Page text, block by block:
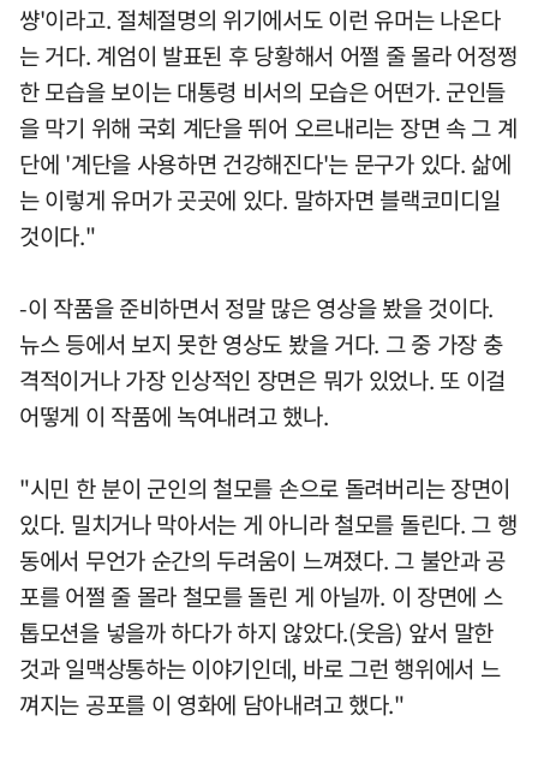
썅'이라고. 절체절명의 위기에서도 이런 유머는 나온다
는 거다. 계엄이 발표된 후 당황해서 어쩔 줄 몰라 어정쩡
한 모습을 보이는 대통령 비서의 모습은 어떤가. 군인들
을 막기 위해 국회 계단을 뛰어 오르내리는 장면 속 그 계
단에 '계단을 사용하면 건강해진다'는 문구가 있다. 삶에
는 이렇게 유머가 곳곳에 있다. 말하자면 블랙코미디일
것이다."
-이 작품을 준비하면서 정말 많은 영상을 봤을 것이다.
뉴스 등에서 보지 못한 영상도 봤을 거다. 그 중 가장 충
격적이거나 가장 인상적인 장면은 뭐가 있었나. 또 이걸
어떻게 이 작품에 녹여내려고 했나.
"시민 한 분이 군인의 철모를 손으로 돌려버리는 장면이
있다. 밀치거나 막아서는 게 아니라 철모를 돌린다. 그 행
동에서 무언가 순간의 두려움이 느껴졌다. 그 불안과 공
포를 어쩔 줄 몰라 철모를 돌린 게 아닐까. 이 장면에 스
톱모션을 넣을까 하다가 하지 않았다.(웃음) 앞서 말한
것과 일맥상통하는 이야기인데, 바로 그런 행위에서 느
껴지는 공포를 이 영화에 담아내려고 했다."